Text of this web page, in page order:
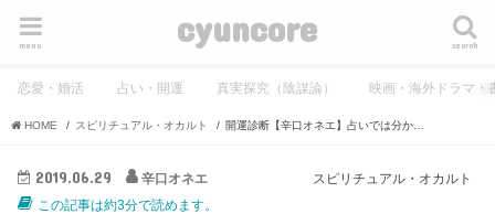
cyuncore search
menu
恋愛・婚活 占い・開運 真実探究（陰謀論） 映画・海外ドラマ・
HOME スピリチュアル・オカルト
スピリチュアル・オカルト
2019.06.29
辛口オネエ
この記事は約3分で読めます。